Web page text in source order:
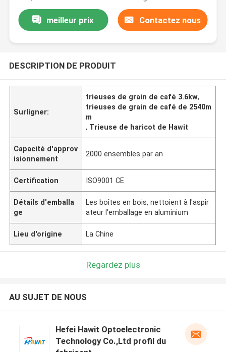
meilleur prix Contactez nous
DESCRIPTION DE PRODUIT
Surligner:
trieuses de grain de café 3.6kw,
trieuses de grain de café de 2540m
m
, Trieuse de haricot de Hawit
Capacité d'approv
isionnement
2000 ensembles par an
Certification ISO9001 CE
Détails d'emballa
ge
Les boîtes en bois, nettoient à l'aspir
ateur l'emballage en aluminium
Lieu d'origine La Chine
Regardez plus
AU SUJET DE NOUS
Hefei Hawit Optoelectronic
Technology Co.,Ltd profil du